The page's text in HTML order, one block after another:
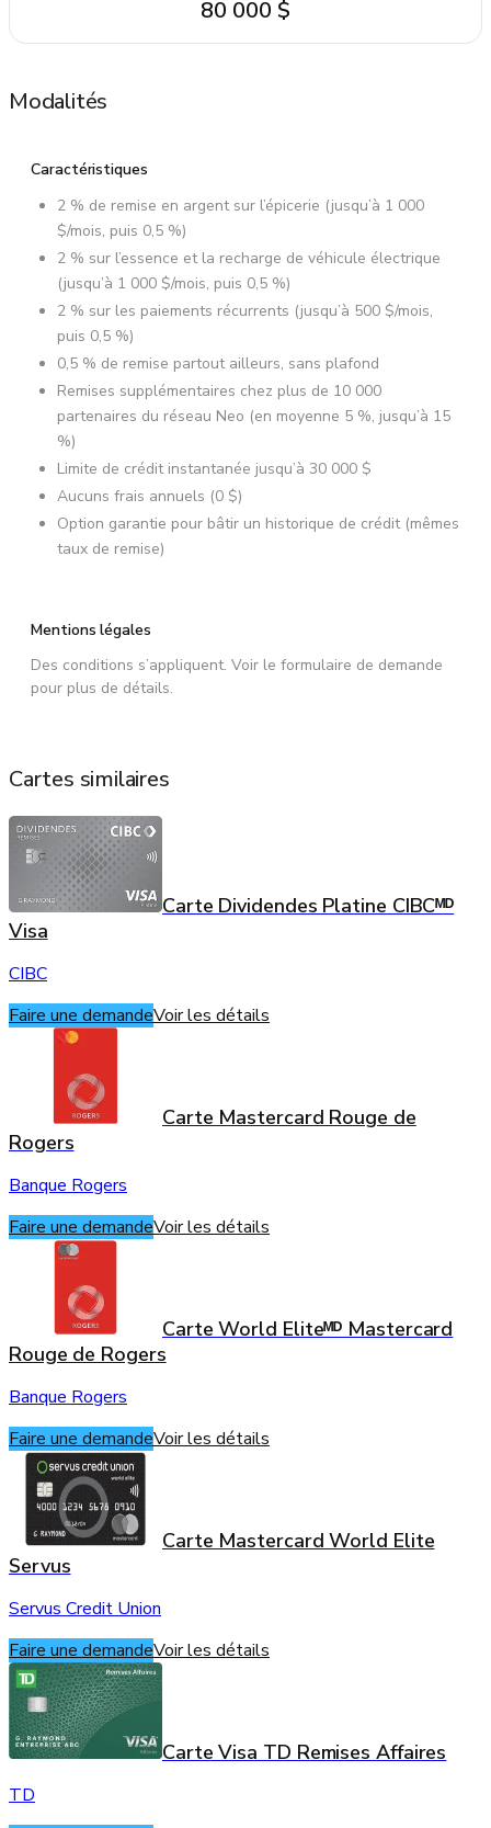
80 000 $
Modalités
Caractéristiques
2 % de remise en argent sur l’épicerie (jusqu’à 1 000
$/mois, puis 0,5 %)
2 % sur l’essence et la recharge de véhicule électrique
(jusqu’à 1 000 $/mois, puis 0,5 %)
2 % sur les paiements récurrents (jusqu’à 500 $/mois,
puis 0,5 %)
0,5 % de remise partout ailleurs, sans plafond
Remises supplémentaires chez plus de 10 000
partenaires du réseau Neo (en moyenne 5 %, jusqu’à 15
%)
Limite de crédit instantanée jusqu’à 30 000 $
Aucuns frais annuels (0 $)
Option garantie pour bâtir un historique de crédit (mêmes
taux de remise)
Mentions légales
Des conditions s’appliquent. Voir le formulaire de demande
pour plus de détails.
Cartes similaires
Carte Dividendes Platine CIBCᴹᴰ
Visa
CIBC
Faire une demandeVoir les détails
Carte Mastercard Rouge de
Rogers
Banque Rogers
Faire une demandeVoir les détails
Carte World Eliteᴹᴰ Mastercard
Rouge de Rogers
Banque Rogers
Faire une demandeVoir les détails
Carte Mastercard World Elite
Servus
Servus Credit Union
Faire une demandeVoir les détails
Carte Visa TD Remises Affaires
TD